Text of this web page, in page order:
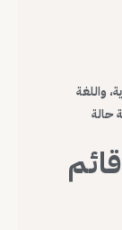
واللغة
حالة